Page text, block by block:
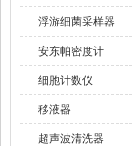
浮游细菌采样器
安东帕密度计
细胞计数仪
移液器
超声波清洗器